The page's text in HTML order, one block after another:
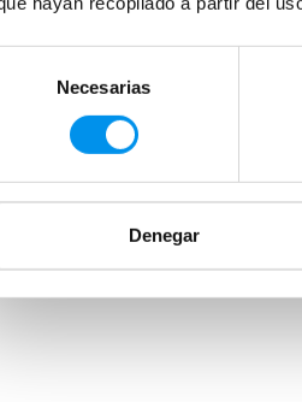
Necesarias
Denegar
Financia tu compra
Hasta 3 pagos sin intereses